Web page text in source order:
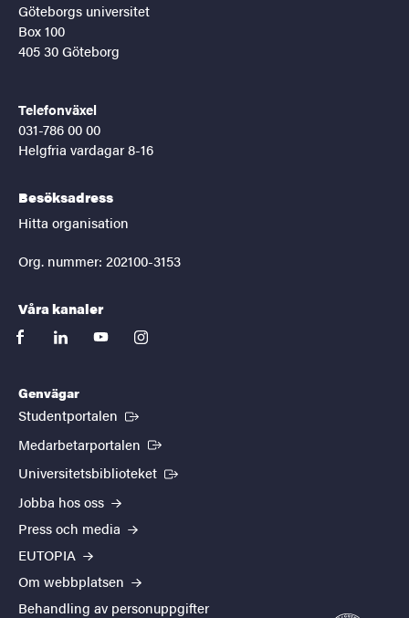
Göteborgs universitet
Box 100
405 30 Göteborg
Telefonväxel
031-786 00 00
Helgfria vardagar 8-16
Besöksadress
Hitta organisation
Org. nummer: 202100-3153
Våra kanaler
facebooklinkedinyoutubeinstagram
Genvägar
Studentportalen (Extern länk)
Medarbetarportalen (Extern länk)
Universitetsbiblioteket (Extern länk)
Jobba hos oss
Press och media
EUTOPIA
Om webbplatsen
Behandling av personuppgifter